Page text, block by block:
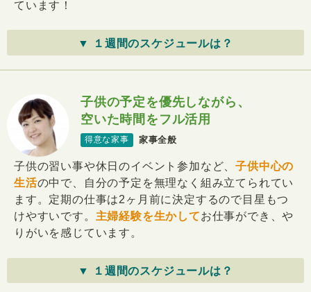
ています！
▼ １週間のスケジュールは？
子供の予定を優先しながら、
空いた時間をフル活用
得意な家事 家事全般
子供の習い事や休日のイベント参加など、子供中心の
生活の中で、自分の予定を無理なく組み立てられてい
ます。定期の仕事は2ヶ月前に決定するので目星もつ
けやすいです。 主婦経験を生かしてお仕事ができ、や
りがいを感じています。
▼ １週間のスケジュールは？